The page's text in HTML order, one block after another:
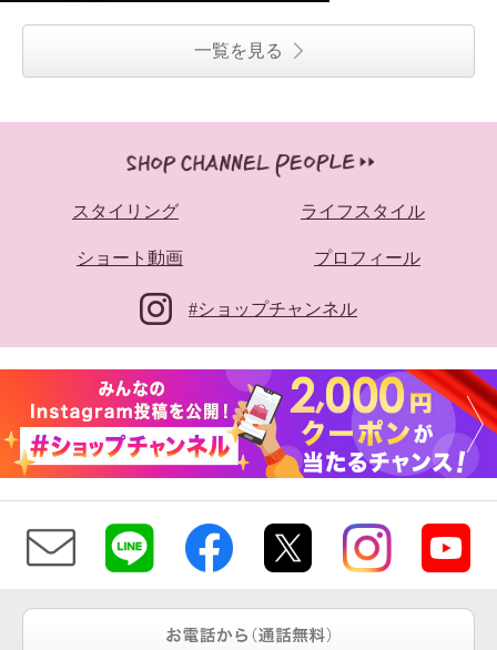
一覧を見る
スタイリング ライフスタイル
ショート動画 プロフィール
#ショップチャンネル